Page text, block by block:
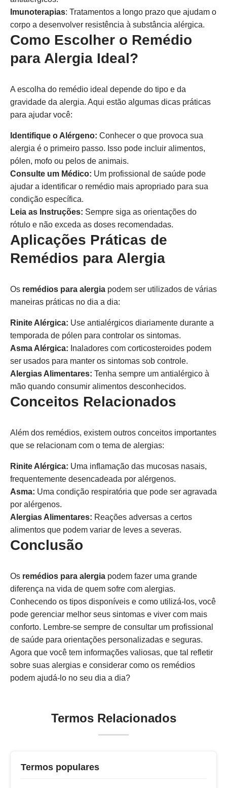
Imunoterapias: Tratamentos a longo prazo que ajudam o
corpo a desenvolver resistência à substância alérgica.
Como Escolher o Remédio
para Alergia Ideal?
A escolha do remédio ideal depende do tipo e da
gravidade da alergia. Aqui estão algumas dicas práticas
para ajudar você:
Identifique o Alérgeno: Conhecer o que provoca sua
alergia é o primeiro passo. Isso pode incluir alimentos,
pólen, mofo ou pelos de animais.
Consulte um Médico: Um profissional de saúde pode
ajudar a identificar o remédio mais apropriado para sua
condição específica.
Leia as Instruções: Sempre siga as orientações do
rótulo e não exceda as doses recomendadas.
Aplicações Práticas de
Remédios para Alergia
Os remédios para alergia podem ser utilizados de várias
maneiras práticas no dia a dia:
Rinite Alérgica: Use antialérgicos diariamente durante a
temporada de pólen para controlar os sintomas.
Asma Alérgica: Inaladores com corticosteroides podem
ser usados para manter os sintomas sob controle.
Alergias Alimentares: Tenha sempre um antialérgico à
mão quando consumir alimentos desconhecidos.
Conceitos Relacionados
Além dos remédios, existem outros conceitos importantes
que se relacionam com o tema de alergias:
Rinite Alérgica: Uma inflamação das mucosas nasais,
frequentemente desencadeada por alérgenos.
Asma: Uma condição respiratória que pode ser agravada
por alérgenos.
Alergias Alimentares: Reações adversas a certos
alimentos que podem variar de leves a severas.
Conclusão
Os remédios para alergia podem fazer uma grande
diferença na vida de quem sofre com alergias.
Conhecendo os tipos disponíveis e como utilizá-los, você
pode gerenciar melhor seus sintomas e viver com mais
conforto. Lembre-se sempre de consultar um profissional
de saúde para orientações personalizadas e seguras.
Agora que você tem informações valiosas, que tal refletir
sobre suas alergias e considerar como os remédios
podem ajudá-lo no seu dia a dia?
Termos Relacionados
Termos populares